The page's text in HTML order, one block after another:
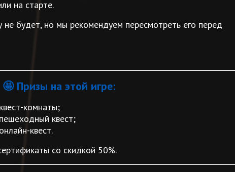
на старте.
не будет, но мы рекомендуем пересмотреть его перед
🤩 Призы на этой игре:
комнаты;
квест;
квест.
со скидкой 50%.